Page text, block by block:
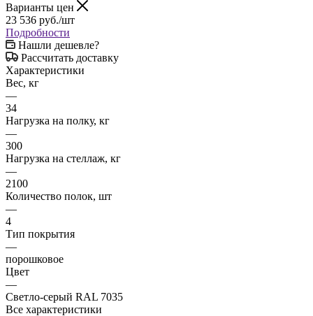
Варианты цен
23 536 руб./шт
Подробности
Нашли дешевле?
Рассчитать доставку
Характеристики
Вес, кг
—
34
Нагрузка на полку, кг
—
300
Нагрузка на стеллаж, кг
—
2100
Количество полок, шт
—
4
Тип покрытия
—
порошковое
Цвет
—
Светло-серый RAL 7035
Все характеристики